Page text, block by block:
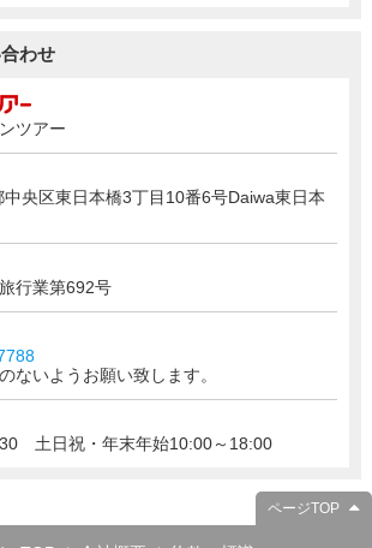
わせ
ツアー
央区東日本橋3丁目10番6号Daiwa東日本
行業第692号
ないようお願い致します。
土日祝・年末年始10:00～18:00
ページTOP